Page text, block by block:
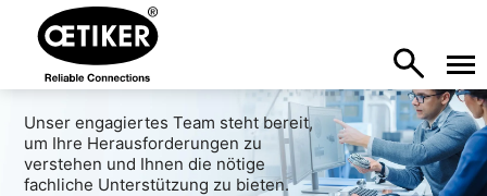
Unser engagiertes Team steht bereit,
um Ihre Herausforderungen zu
verstehen und Ihnen die nötige
fachliche Unterstützung zu bieten.